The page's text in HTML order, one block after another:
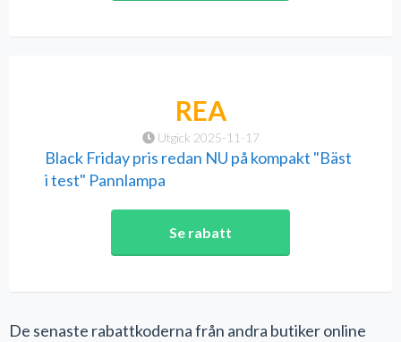
Utgick 2025-11-17
REA
Black Friday pris redan NU på kompakt "Bäst
i test" Pannlampa
Se rabatt
De senaste rabattkoderna från andra butiker online